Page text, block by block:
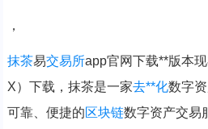
，
抹茶易交易所app官网下载**版本
X）下载，抹茶是一家去**化数字
可靠、便捷的区块链数字资产交易